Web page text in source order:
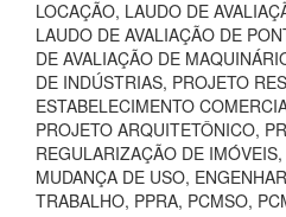
LOCAÇÃO, LAUDO DE
LAUDO DE AVALIAÇÃO DE
DE AVALIAÇÃO DE
DE INDÚSTRIAS, PROJETO
ESTABELECIMENTO
PROJETO ARQUITETÔNICO,
REGULARIZAÇÃO DE
MUDANÇA DE USO,
TRABALHO, PPRA, PCMSO,